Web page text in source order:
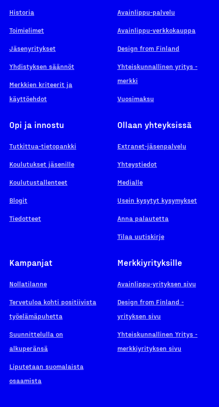
Historia
Toimielimet
Jäsenyritykset
Yhdistyksen säännöt
Merkkien kriteerit ja
käyttöehdot
Avainlippu-palvelu
Avainlippu-verkkokauppa
Design from Finland
Yhteiskunnallinen yritys -
merkki
Vuosimaksu
Opi ja innostu
Tutkittua-tietopankki
Koulutukset jäsenille
Koulutustallenteet
Blogit
Tiedotteet
Ollaan yhteyksissä
Extranet-jäsenpalvelu
Yhteystiedot
Medialle
Usein kysytyt kysymykset
Anna palautetta
Tilaa uutiskirje
Kampanjat
Nollatilanne
Tervetuloa kohti positiivista
työelämäpuhetta
Suunnittelulla on
alkuperänsä
Liputetaan suomalaista
osaamista
Merkkiyrityksille
Avainlippu-yrityksen sivu
Design from Finland -
yrityksen sivu
Yhteiskunnallinen Yritys -
merkkiyrityksen sivu